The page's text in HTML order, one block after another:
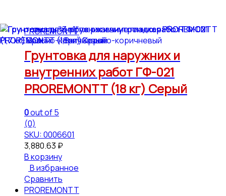
PROREMONTT
Грунтовка для наружних и
внутренних работ ГФ-021
PROREMONTT (18 кг) Серый
0out of 5
(0)
SKU: 0006601
3,880.63 ₽
В корзину
В избранное
Сравнить
PROREMONTT